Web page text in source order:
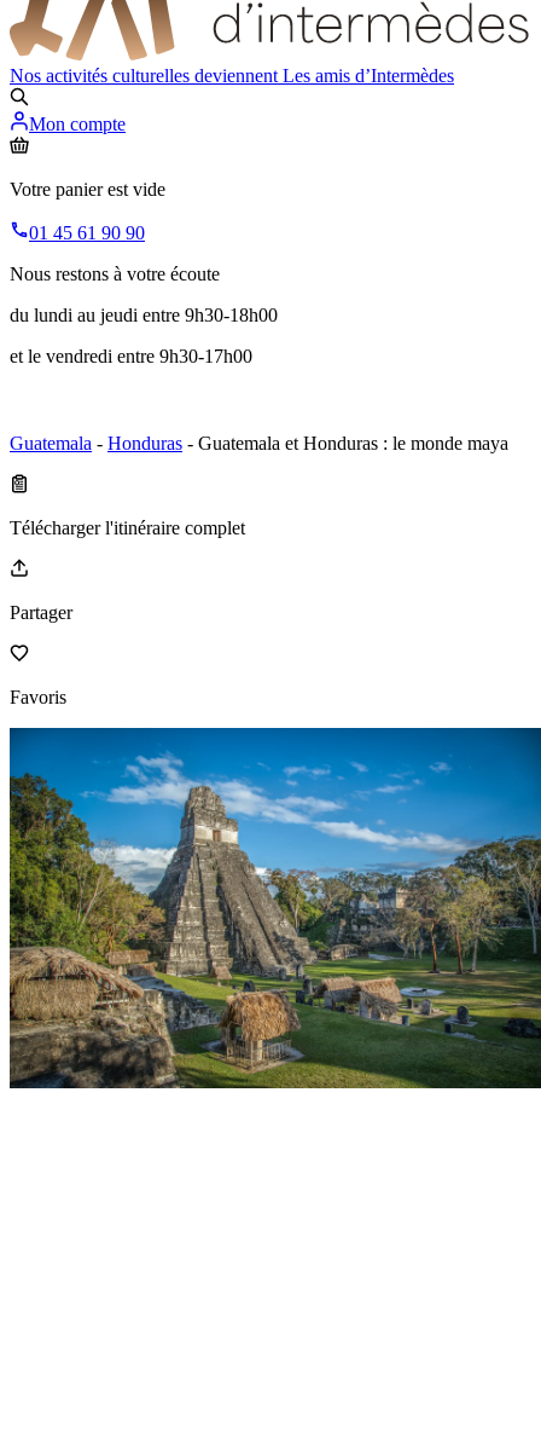
Nos activités culturelles deviennent Les amis d’Intermèdes
Mon compte
Votre panier est vide
01 45 61 90 90
Nous restons à votre écoute
du lundi au jeudi entre 9h30-18h00
et le vendredi entre 9h30-17h00
Guatemala - Honduras - Guatemala et Honduras : le monde maya
Télécharger l'itinéraire complet
Partager
Favoris